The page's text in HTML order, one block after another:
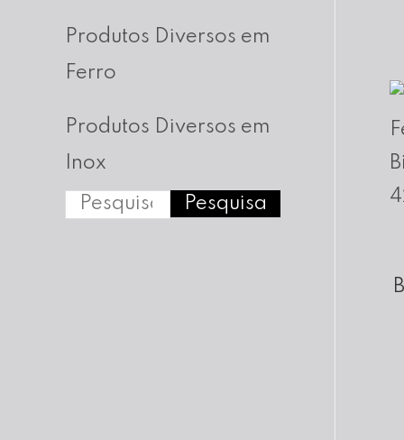
Produtos Diversos em
Ferro
Produtos Diversos em
Inox
Pesquisa